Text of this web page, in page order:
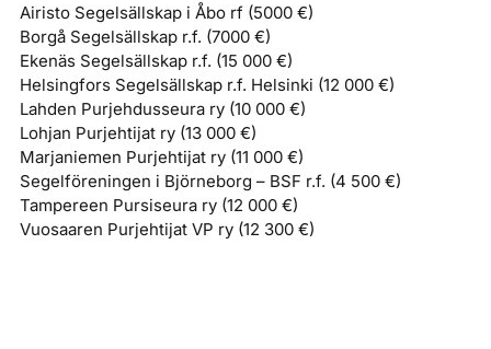
Airisto Segelsällskap i Åbo rf (5000 €)
Borgå Segelsällskap r.f. (7000 €)
Ekenäs Segelsällskap r.f. (15 000 €)
Helsingfors Segelsällskap r.f. Helsinki (12 000 €)
Lahden Purjehdusseura ry (10 000 €)
Lohjan Purjehtijat ry (13 000 €)
Marjaniemen Purjehtijat ry (11 000 €)
Segelföreningen i Björneborg – BSF r.f. (4 500 €)
Tampereen Pursiseura ry (12 000 €)
Vuosaaren Purjehtijat VP ry (12 300 €)